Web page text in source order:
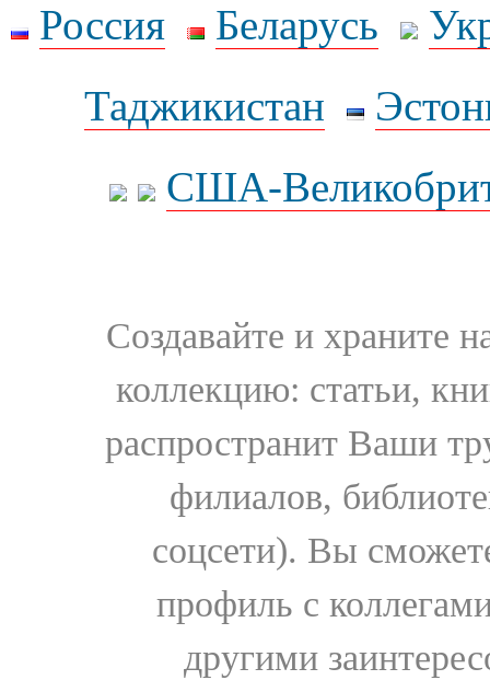
Россия Беларусь
Таджикистан
США-
Создавайте и храните
коллекцию: статьи,
распространит Ваши
филиалов,
соцсети). Вы
профиль с
другими